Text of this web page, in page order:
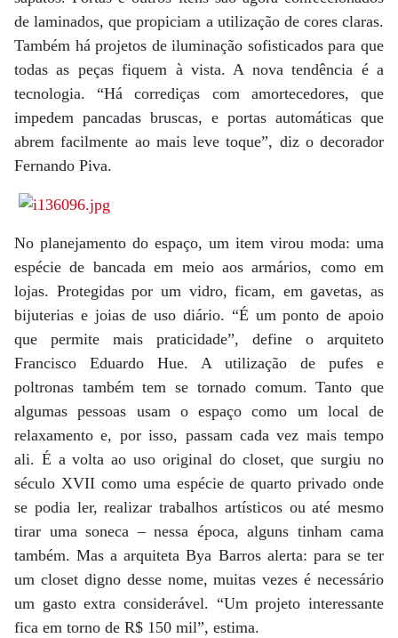
de laminados, que propiciam a utilização de cores claras.
Também há projetos de iluminação sofisticados para que
todas as peças fiquem à vista. A nova tendência é a
tecnologia. “Há corrediças com amortecedores, que
impedem pancadas bruscas, e portas automáticas que
abrem facilmente ao mais leve toque”, diz o decorador
Fernando Piva.
No planejamento do espaço, um item virou moda: uma
espécie de bancada em meio aos armários, como em
lojas. Protegidas por um vidro, ficam, em gavetas, as
bijuterias e joias de uso diário. “É um ponto de apoio
que permite mais praticidade”, define o arquiteto
Francisco Eduardo Hue. A utilização de pufes e
poltronas também tem se tornado comum. Tanto que
algumas pessoas usam o espaço como um local de
relaxamento e, por isso, passam cada vez mais tempo
ali. É a volta ao uso original do closet, que surgiu no
século XVII como uma espécie de quarto privado onde
se podia ler, realizar trabalhos artísticos ou até mesmo
tirar uma soneca – nessa época, alguns tinham cama
também. Mas a arquiteta Bya Barros alerta: para se ter
um closet digno desse nome, muitas vezes é necessário
um gasto extra considerável. “Um projeto interessante
fica em torno de R$ 150 mil”, estima.